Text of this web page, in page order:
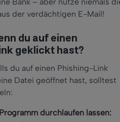
der verdächtigen E-Mail!
du auf einen
geklickt hast?
du auf einen Phishing-Link
Datei geöffnet hast, solltest
durchlaufen lassen: